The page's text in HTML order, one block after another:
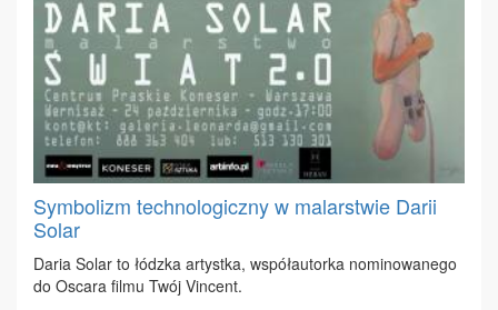
Symbolizm technologiczny w malarstwie Darii
Solar
Da­ria So­lar to łódz­ka ar­tyst­ka, współ­au­tor­ka no­mi­no­wa­ne­go
do Osca­ra fil­mu Twój Vin­cent.